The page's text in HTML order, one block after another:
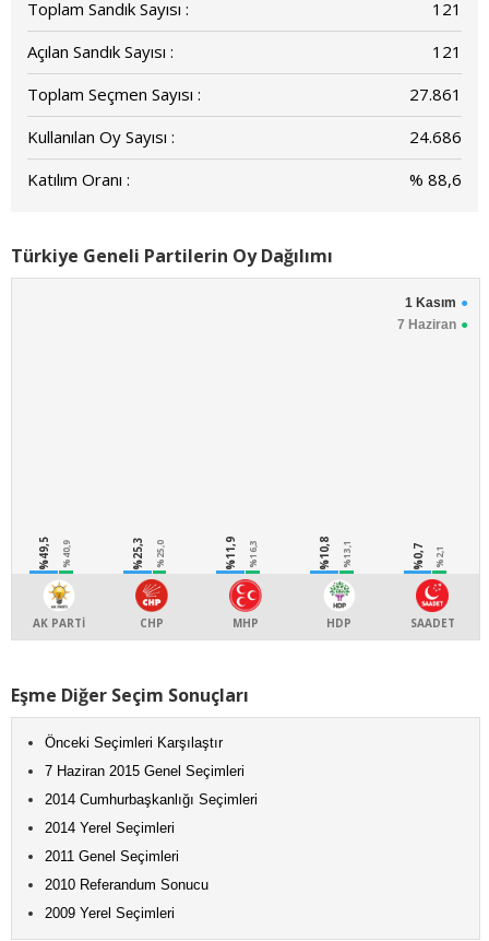
Toplam Sandık Sayısı :
121
Açılan Sandık Sayısı :
121
Toplam Seçmen Sayısı :
27.861
Kullanılan Oy Sayısı :
24.686
Katılım Oranı :
% 88,6
Türkiye Geneli Partilerin Oy Dağılımı
1 Kasım
7 Haziran
%49,5 %40,9
AK PARTİ
%25,3 %25,0
CHP
%11,9 %16,3
MHP
%10,8 %13,1
HDP
%0,7 %2,1
SAADET
Eşme Diğer Seçim Sonuçları
Önceki Seçimleri Karşılaştır
7 Haziran 2015 Genel Seçimleri
2014 Cumhurbaşkanlığı Seçimleri
2014 Yerel Seçimleri
2011 Genel Seçimleri
2010 Referandum Sonucu
2009 Yerel Seçimleri